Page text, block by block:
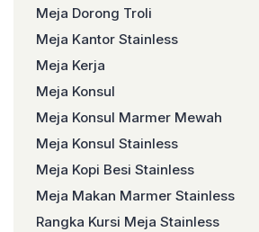
Meja Dorong Troli
Meja Kantor Stainless
Meja Kerja
Meja Konsul
Meja Konsul Marmer Mewah
Meja Konsul Stainless
Meja Kopi Besi Stainless
Meja Makan Marmer Stainless
Rangka Kursi Meja Stainless